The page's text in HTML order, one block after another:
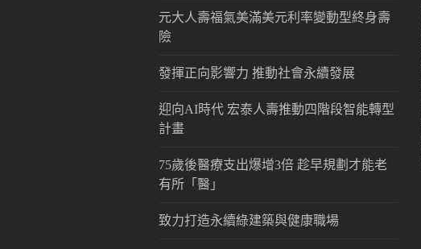
元大人壽福氣美滿美元利率變動型終身壽
險
發揮正向影響力 推動社會永續發展
迎向AI時代 宏泰人壽推動四階段智能轉型
計畫
75歲後醫療支出爆增3倍 趁早規劃才能老
有所「醫」
致力打造永續綠建築與健康職場